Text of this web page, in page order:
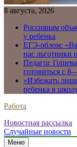
8 августа, 2026
Россиянам
у ребенка
ЕГЭ-облом:
нас льготники
Педагог
готовиться с
«Избежать
ребенка в
Работа
Новостная рассылка
Случайные новости
Меню